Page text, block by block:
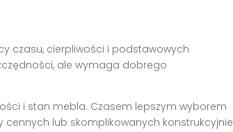
czasu, cierpliwości i podstawowych
ale wymaga dobrego
i stan mebla. Czasem lepszym wyborem
cennych lub skomplikowanych konstrukcyjnie